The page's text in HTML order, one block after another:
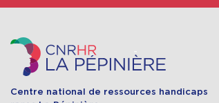
Centre national de ressources handicaps